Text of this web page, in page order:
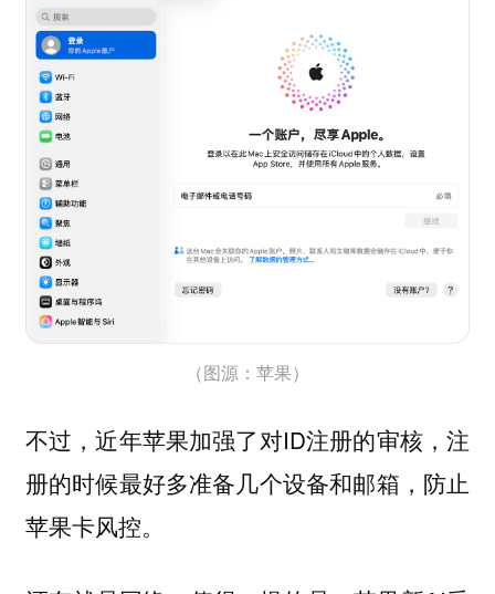
（图源：苹果）
不过，近年苹果加强了对ID注册的审核，注
册的时候最好多准备几个设备和邮箱，防止
苹果卡风控。